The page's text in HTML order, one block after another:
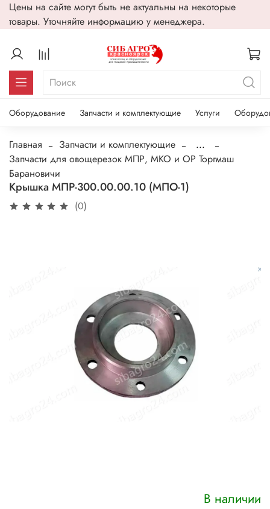
Цены на сайте могут быть не актуальны на некоторые
товары. Уточняйте информацию у менеджера.
Оборудование Запчасти и комплектующие Услуги
Главная Запчасти и комплектующие
...
Запчасти для овощерезок МПР, МКО и ОР Торгмаш
Барановичи
Крышка МПР-300.00.00.10 (МПО-1)
(0)
В наличии